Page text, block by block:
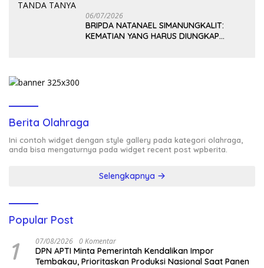
06/07/2026
BRIPDA NATANAEL SIMANUNGKALIT:
KEMATIAN YANG HARUS DIUNGKAP
Berita Olahraga
Ini contoh widget dengan style gallery pada kategori olahraga,
anda bisa mengaturnya pada widget recent post wpberita.
Selengkapnya
Popular Post
1 07/08/2026 0 Komentar
DPN APTI Minta Pemerintah Kendalikan Impor
Tembakau, Prioritaskan Produksi Nasional Saat Panen